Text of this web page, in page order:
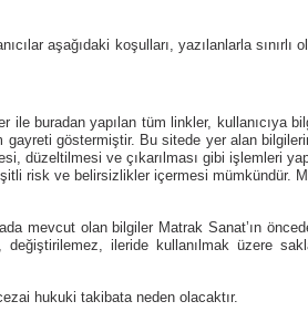
aşağıdaki koşulları, yazılanlarla
buradan yapılan tüm linkler, kullanıcıya
göstermiştir. Bu sitede yer alan
düzeltilmesi ve çıkarılması gibi işlemleri
risk ve belirsizlikler içermesi mümkündür.
mevcut olan bilgiler Matrak Sanat’ın
değiştirilemez, ileride kullanılmak üzere
hukuki takibata neden olacaktır.